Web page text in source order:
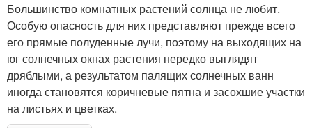
Большинство комнатных растений солнца не любит.
Особую опасность для них представляют прежде всего
его прямые полуденные лучи, поэтому на выходящих на
юг солнечных окнах растения нередко выглядят
дряблыми, а результатом палящих солнечных ванн
иногда становятся коричневые пятна и засохшие участки
на листьях и цветках.